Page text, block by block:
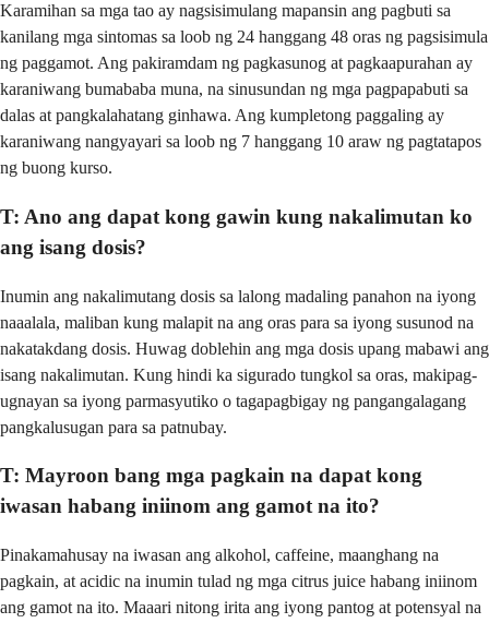
Karamihan sa mga tao ay nagsisimulang mapansin ang pagbuti sa
kanilang mga sintomas sa loob ng 24 hanggang 48 oras ng pagsisimula
ng paggamot. Ang pakiramdam ng pagkasunog at pagkaapurahan ay
karaniwang bumababa muna, na sinusundan ng mga pagpapabuti sa
dalas at pangkalahatang ginhawa. Ang kumpletong paggaling ay
karaniwang nangyayari sa loob ng 7 hanggang 10 araw ng pagtatapos
ng buong kurso.
T: Ano ang dapat kong gawin kung nakalimutan ko
ang isang dosis?
Inumin ang nakalimutang dosis sa lalong madaling panahon na iyong
naaalala, maliban kung malapit na ang oras para sa iyong susunod na
nakatakdang dosis. Huwag doblehin ang mga dosis upang mabawi ang
isang nakalimutan. Kung hindi ka sigurado tungkol sa oras, makipag-
ugnayan sa iyong parmasyutiko o tagapagbigay ng pangangalagang
pangkalusugan para sa patnubay.
T: Mayroon bang mga pagkain na dapat kong
iwasan habang iniinom ang gamot na ito?
Pinakamahusay na iwasan ang alkohol, caffeine, maanghang na
pagkain, at acidic na inumin tulad ng mga citrus juice habang iniinom
ang gamot na ito. Maaari nitong irita ang iyong pantog at potensyal na